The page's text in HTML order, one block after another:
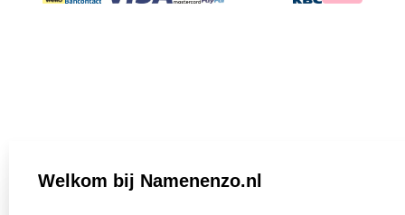
Welkom bij Namenenzo.nl